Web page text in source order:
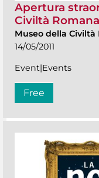
Apertura
Civiltà Romana
Museo della Civiltà
14/05/2011
Event|Events
Free